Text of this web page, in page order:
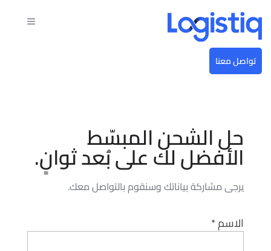
تواصل معنا
حل الشحن المبسّط
الأفضل لك على بُعد ثوانٍ.
يرجى مشاركة بياناتك وسنقوم بالتواصل معك.
الاسم *